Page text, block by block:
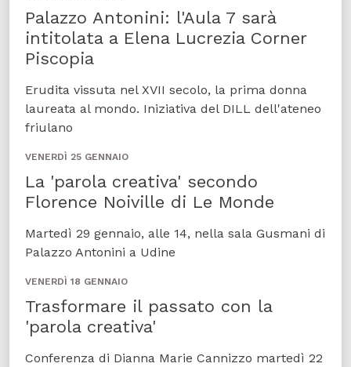
Palazzo Antonini: l'Aula 7 sarà
intitolata a Elena Lucrezia Corner
Piscopia
Erudita vissuta nel XVII secolo, la prima donna
laureata al mondo. Iniziativa del DILL dell'ateneo
friulano
VENERDÌ 25 GENNAIO
La 'parola creativa' secondo
Florence Noiville di Le Monde
Martedì 29 gennaio, alle 14, nella sala Gusmani di
Palazzo Antonini a Udine
VENERDÌ 18 GENNAIO
Trasformare il passato con la
'parola creativa'
Conferenza di Dianna Marie Cannizzo martedì 22